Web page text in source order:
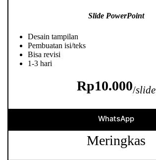
Slide PowerPoint
Desain tampilan
Pembuatan isi/teks
Bisa revisi
1-3 hari
Rp10.000/slide
WhatsApp
Meringkas